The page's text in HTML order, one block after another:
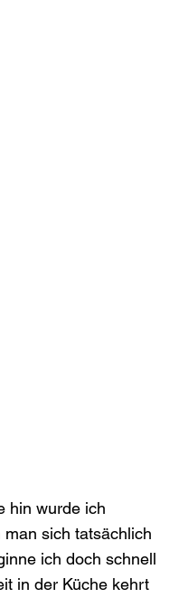
hin wurde ich
sich tatsächlich
ich doch schnell
in der Küche kehrt